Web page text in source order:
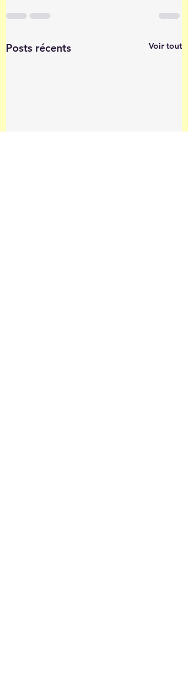
Posts récents Voir tout